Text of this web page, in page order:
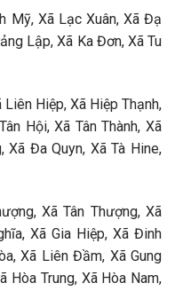
Mỹ, Xã Lạc Xuân, Xã Đạ
Lập, Xã Ka Đơn, Xã Tu
Liên Hiệp, Xã Hiệp Thạnh,
Hội, Xã Tân Thành, Xã
Xã Đa Quyn, Xã Tà Hine,
Xã Tân Thượng, Xã
Xã Gia Hiệp, Xã Đinh
Xã Liên Đầm, Xã Gung
Hòa Trung, Xã Hòa Nam,